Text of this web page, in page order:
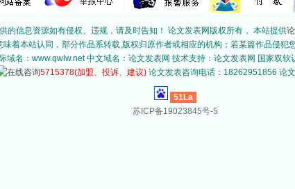
的信息资源如有侵权、违规，请及时告知！ 论文发表网版权所有， 本站提供
着本站认同，部分作品系转载,版权归原作者或相应的机构；若某篇作品侵
域名：www.qwlw.net 中文域名：论文发表网 技术支持：论文发表网 国家双
5715378(加盟、投诉、建议) 论文发表咨询电话：18262951856 论
51La
苏ICP备19023845号-5